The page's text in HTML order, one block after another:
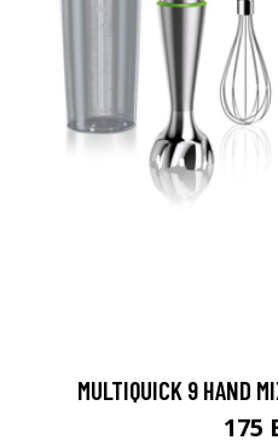
MULTIQUICK 9 HAND
175